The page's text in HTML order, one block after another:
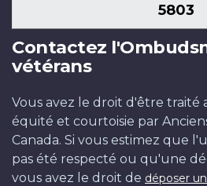
5803
Contactez
vétérans
Vous avez le droit d'être traité
équité et courtoisie par
Canada. Si vous estimez que
pas été respecté ou qu'une
vous avez le droit de déposer